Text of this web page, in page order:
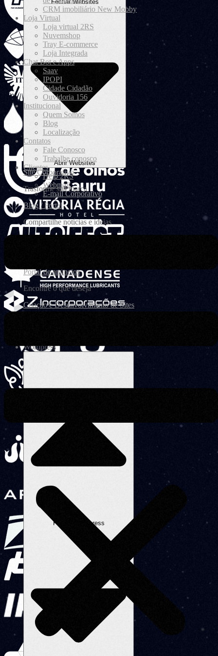
Fechar Websites
Abrir Websites
Site Corporativo
Trasforme sua marca
Blog / Portal
Compartilhe notícias e ideias
Portal de anúncios
Encontre o que deseja
Criaçao e Desenvolvimento de Sites
Wordpress
Fechar Wordpress
CRM imobiliário New Mobby
Loja Virtual
Loja virtual 2RS
Nuvemshop
Tray E-commerce
Loja Integrada
Chat Bot e Apps
Saav
IPOPI
Cidade Cidadão
Ouvidoria 156
Institucional
Quem Somos
Blog
Localização
Contatos
Fale Conosco
Trabalhe conosco
Clientes
Help 2RS
Webmail
E-mail Corporativo